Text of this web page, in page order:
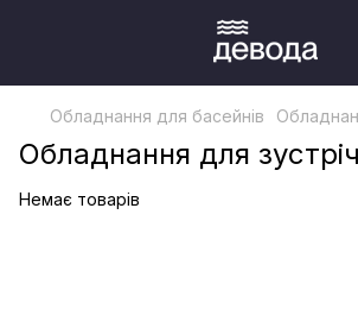
Обладнання для басейнів
Обладнання для
Немає товарів